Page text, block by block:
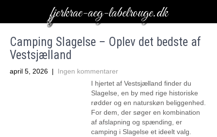
fjerkrae-aeg-labelrouge.dk
Camping Slagelse – Oplev det bedste af
Vestsjælland
april 5, 2026 | Ingen kommentarer
I hjertet af Vestsjælland finder du
Slagelse, en by med rige historiske
rødder og en naturskøn beliggenhed.
For dem, der søger en kombination
af afslapning og spænding, er
camping i Slagelse et ideelt valg.